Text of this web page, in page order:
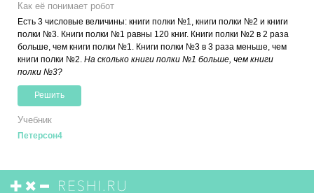
Как её понимает робот
Есть 3 числовые величины: книги полки №1, книги полки №2 и книги
полки №3. Книги полки №1 равны 120 книг. Книги полки №2 в 2 раза
больше, чем книги полки №1. Книги полки №3 в 3 раза меньше, чем
книги полки №2. На сколько книги полки №1 больше, чем книги
полки №3?
Решить
Учебник
Петерсон4